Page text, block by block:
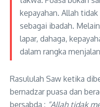
kepayahan. Allah
sebagai ibadah.
lapar, dahaga,
dalam rangka
Rasululah Saw ketika
bernadzar puasa dan
bersabda : “Allah tidak